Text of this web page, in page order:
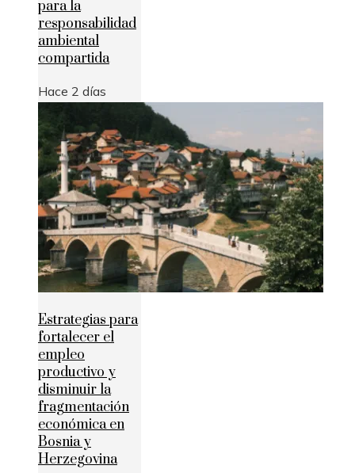
para la
responsabilidad
ambiental
compartida
Hace 2 días
Estrategias para
fortalecer el
empleo
productivo y
disminuir la
fragmentación
económica en
Bosnia y
Herzegovina